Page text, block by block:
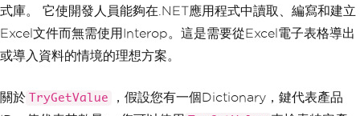
式庫。 它使開發人員能夠在.NET應用程式中讀取、編寫和建立
Excel文件而無需使用Interop。這是需要從Excel電子表格導出
或導入資料的情境的理想方案。
關於 TryGetValue
，假設您有一個Dictionary，鍵代表產品